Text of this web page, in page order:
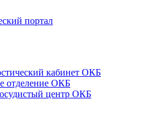
кабинет ОКБ
отделение ОКБ
центр ОКБ